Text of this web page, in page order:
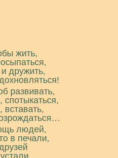
жить,
дружить,
развивать,
спотыкаться,
вставать,
людей,
в печали,